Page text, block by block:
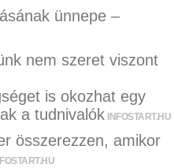
ünnepe –
nem szeret viszont
is okozhat egy
a tudnivalók INFOSTART.HU
összerezzen, amikor